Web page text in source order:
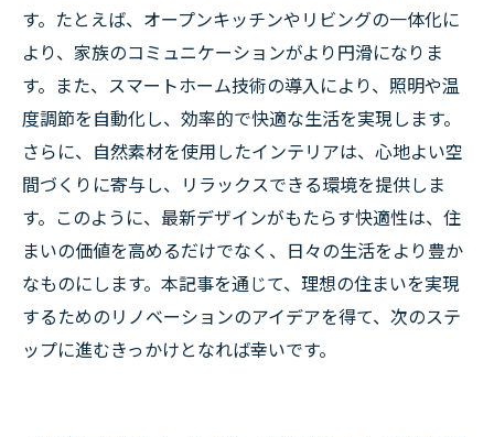
す。たとえば、オープンキッチンやリビングの一体化に
より、家族のコミュニケーションがより円滑になりま
す。また、スマートホーム技術の導入により、照明や温
度調節を自動化し、効率的で快適な生活を実現します。
さらに、自然素材を使用したインテリアは、心地よい空
間づくりに寄与し、リラックスできる環境を提供しま
す。このように、最新デザインがもたらす快適性は、住
まいの価値を高めるだけでなく、日々の生活をより豊か
なものにします。本記事を通じて、理想の住まいを実現
するためのリノベーションのアイデアを得て、次のステ
ップに進むきっかけとなれば幸いです。